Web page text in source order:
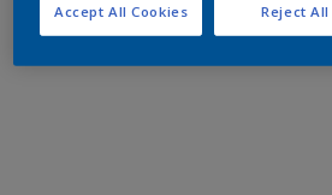
Reject All
Accept All Cookies